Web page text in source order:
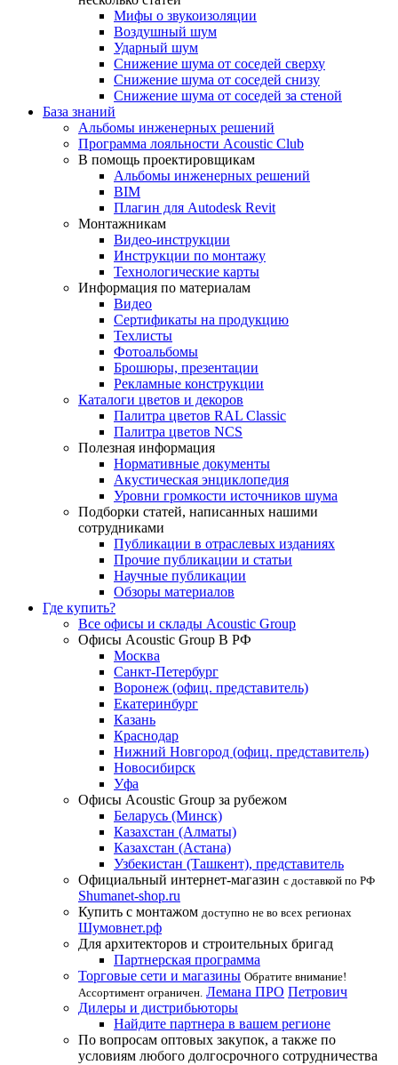
Мифы о звукоизоляции
Воздушный шум
Ударный шум
Снижение шума от соседей сверху
Снижение шума от соседей снизу
Снижение шума от соседей за стеной
База знаний
Альбомы инженерных решений
Программа лояльности Acoustic Club
В помощь проектировщикам
Альбомы инженерных решений
BIM
Плагин для Autodesk Revit
Монтажникам
Видео-инструкции
Инструкции по монтажу
Технологические карты
Информация по материалам
Видео
Сертификаты на продукцию
Техлисты
Фотоальбомы
Брошюры, презентации
Рекламные конструкции
Каталоги цветов и декоров
Палитра цветов RAL Сlassic
Палитра цветов NCS
Полезная информация
Нормативные документы
Акустическая энциклопедия
Уровни громкости источников шума
Подборки статей, написанных нашими
сотрудниками
Публикации в отраслевых изданиях
Прочие публикации и статьи
Научные публикации
Обзоры материалов
Где купить?
Все офисы и склады Acoustic Group
Офисы Acoustic Group В РФ
Москва
Санкт-Петербург
Воронеж (офиц. представитель)
Екатеринбург
Казань
Краснодар
Нижний Новгород (офиц. представитель)
Новосибирск
Уфа
Офисы Acoustic Group за рубежом
Беларусь (Минск)
Казахстан (Алматы)
Казахстан (Астана)
Узбекистан (Ташкент), представитель
Официальный интернет-магазин с доставкой по РФ
Shumanet-shop.ru
Купить с монтажом доступно не во всех регионах
Шумовнет.рф
Для архитекторов и строительных бригад
Партнерская программа
Торговые сети и магазины Обратите внимание!
Ассортимент ограничен. Лемана ПРО Петрович
Дилеры и дистрибьюторы
Найдите партнера в вашем регионе
По вопросам оптовых закупок, а также по
условиям любого долгосрочного сотрудничества